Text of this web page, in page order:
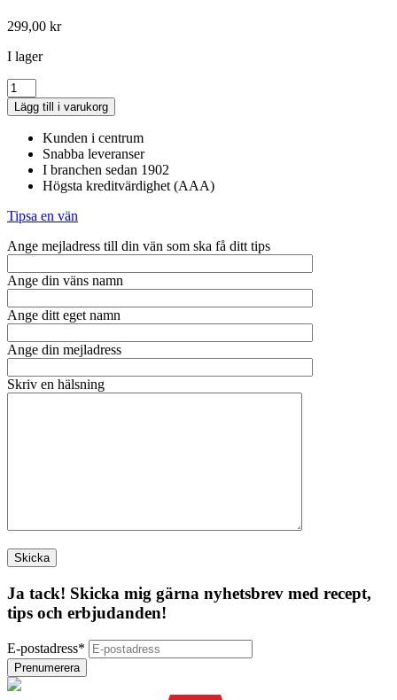
299,00 kr
I lager
Borniak
Galler
PW-
mängd
Lägg till i varukorg
Kunden i centrum
Snabba leveranser
I branchen sedan 1902
Högsta kreditvärdighet (AAA)
Tipsa en vän
Ange mejladress till din vän som ska få ditt tips
Ange din väns namn
Ange ditt eget namn
Ange din mejladress
Skriv en hälsning
Ja tack! Skicka mig gärna nyhetsbrev med recept,
tips och erbjudanden!
E-postadress*